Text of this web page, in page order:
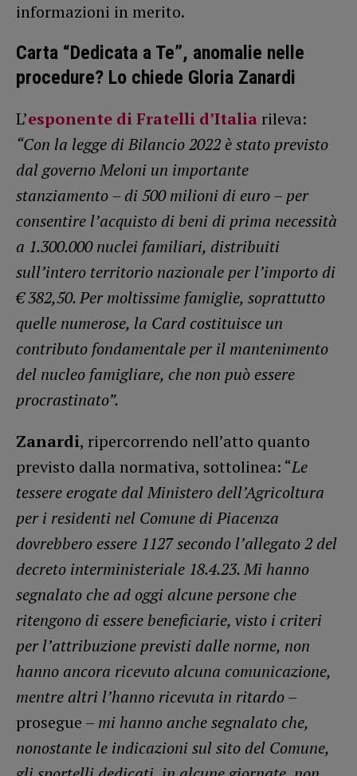
informazioni in merito.
Carta “Dedicata a Te”, anomalie nelle
procedure? Lo chiede Gloria Zanardi
L’esponente di Fratelli d’Italia rileva:
“Con la legge di Bilancio 2022 è stato previsto
dal governo Meloni un importante
stanziamento – di 500 milioni di euro – per
consentire l’acquisto di beni di prima necessità
a 1.300.000 nuclei familiari, distribuiti
sull’intero territorio nazionale per l’importo di
€ 382,50. Per moltissime famiglie, soprattutto
quelle numerose, la Card costituisce un
contributo fondamentale per il mantenimento
del nucleo famigliare, che non può essere
procrastinato”.
Zanardi, ripercorrendo nell’atto quanto
previsto dalla normativa, sottolinea: “Le
tessere erogate dal Ministero dell’Agricoltura
per i residenti nel Comune di Piacenza
dovrebbero essere 1127 secondo l’allegato 2 del
decreto interministeriale 18.4.23. Mi hanno
segnalato che ad oggi alcune persone che
ritengono di essere beneficiarie, visto i criteri
per l’attribuzione previsti dalle norme, non
hanno ancora ricevuto alcuna comunicazione,
mentre altri l’hanno ricevuta in ritardo–
prosegue – mi hanno anche segnalato che,
nonostante le indicazioni sul sito del Comune,